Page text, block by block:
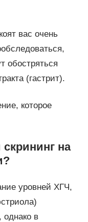
вас очень
обостряться
(гастрит).
которое
на
уровней ХГЧ,
однако в